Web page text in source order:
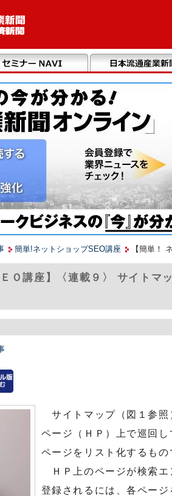
簡単!ネットショップSEO講座 【簡単！
Ｏ講座】〈連載９〉 サイトマ
サイトマップ（図１参照
ページ（ＨＰ）上で巡回し
ページをリスト化するもの
ＨＰ上のページが検索エ
登録されるには、各ページ